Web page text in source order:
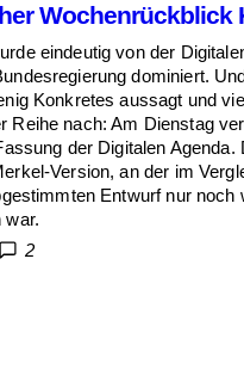
Wochenrückblick
eindeutig von der
dominiert.
Konkretes aussagt und
Reihe nach: Am Dienstag
der Digitalen Agenda.
Version, an der im
Entwurf nur noch
war.
2